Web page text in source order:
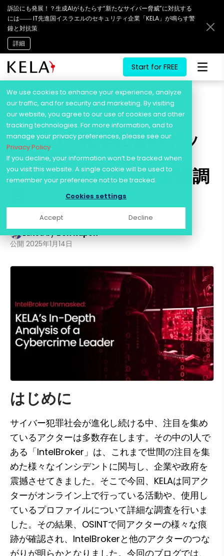
We use cookies to enhance your experience, analyze
our traffic, and for security and marketing. By visiting
our website, you agree to our use of cookies and other
tracking technologies. For more information, and to
manage your privacy preferences, please see our
Privacy Policy.
If you decline, your information won’t be tracked when
you visit this website. A single cookie will be used to
remember your preference not to be tracked.
Cookies settings
Accept Decline
Skip
content
訴訟にも発展！？生成AIがもたらす“新たなサイバー脅威”に対抗する
には―― IT先進国イスラエルのセキュリティ企業「KELA」が鳴らす警
鐘と対抗策
詳細
Start for FREE
サイバー犯罪社会のトッ
プアクター
「IntelBroker」を深堀調
KELA Cyber Team
Edited byBen Kapon
公開 2025年1月14日
はじめに
サイバー犯罪社会が進化し続ける中、注目を集め
ているアクターは多数存在します。その中の1人で
ある「IntelBroker」は、これまで世間の注目を集
めた様々なインシデントに関与し、企業や政府を
震撼させてきました。そこで今回、KELAは同アク
ターがオンライン上で行っている活動や、使用し
ているプロファイルについて詳細な調査を行いま
した。その結果、OSINTで同アクターの様々な痕
跡が確認され、IntelBrokerと他のアクターのつな
がりが明らかとなりました。今回のブログでは、